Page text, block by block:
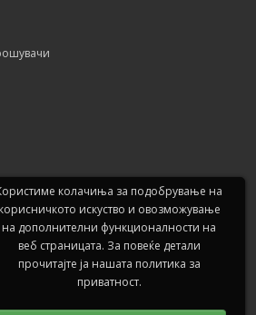
колачиња за подобрување на
корисничкото искуство и овозможување
на дополнителни функционалности на
веб страницата. За повеќе детали
прочитајте ја нашата политика за
приватност.